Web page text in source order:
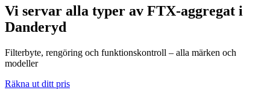
Vi servar alla typer av FTX-aggregat i
Danderyd
Filterbyte, rengöring och funktionskontroll – alla märken och
modeller
Räkna ut ditt pris